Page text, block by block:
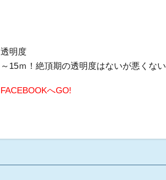
透明度
～15ｍ！絶頂期の透明度はないが悪くない
FACEBOOKへGO!